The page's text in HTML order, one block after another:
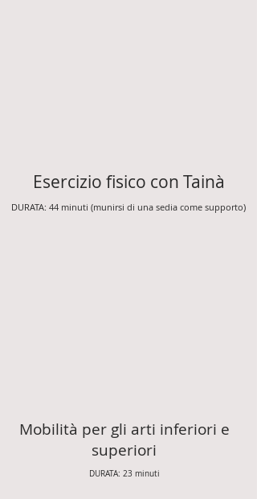
Esercizio fisico con Tainà
DURATA: 44 minuti (munirsi di una sedia come supporto)
Mobilità per gli arti inferiori e
superiori
DURATA: 23 minuti